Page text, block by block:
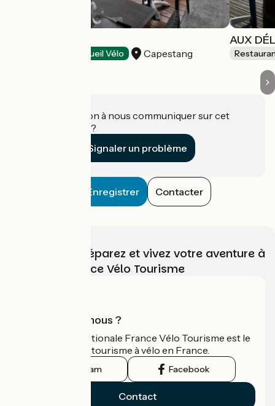
Accueil Vélo Capestang
AUX
Une information à nous communiquer sur cet
établissement ?
Signaler un problème
Enregistrer Contacter
Choisissez, préparez et vivez votre aventure à
vélo avec France Vélo Tourisme
Qui sommes-nous ?
L'association nationale France Vélo Tourisme est le
guide officiel du tourisme à vélo en France.
Instagram Facebook
Contact